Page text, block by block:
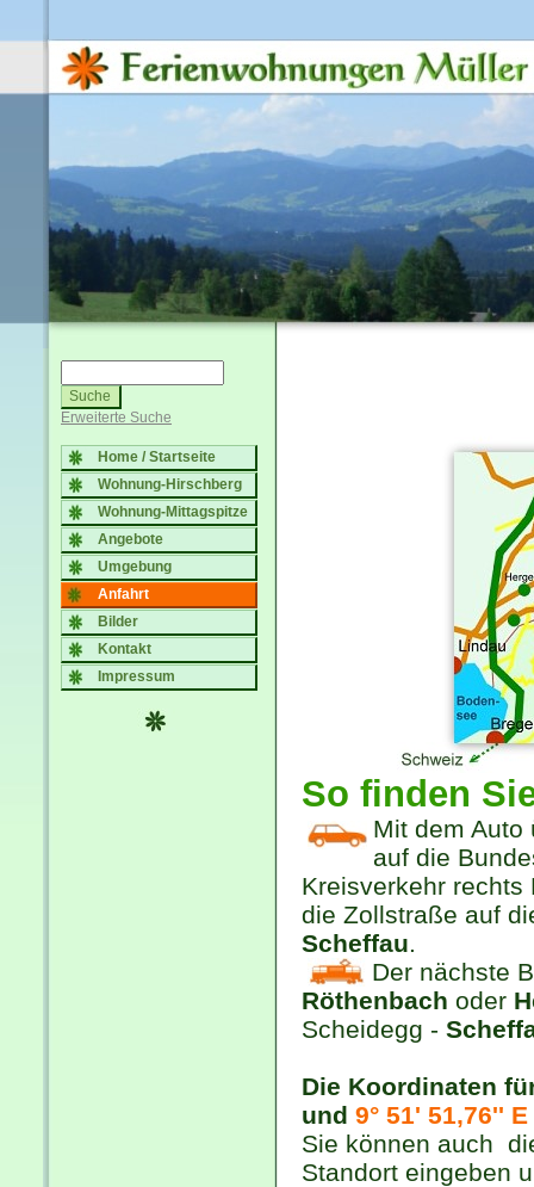
Erweiterte Suche
Home / Startseite
Wohnung-Hirschberg
Wohnung-Mittagspitze
Angebote
Umgebung
Anfahrt
Bilder
Kontakt
Impressum
So finden
Mit dem
auf die
Kreisverkehr rechts
die Zollstraße auf
Scheffau.
Der nächste
Röthenbach oder
Scheidegg -
Die Koordinaten
und 9° 51' 51,76'' E
Sie können auch
Standort eingeben